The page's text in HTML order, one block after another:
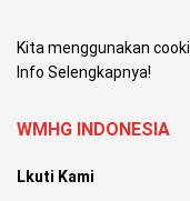
Kita menggunakan
Info Selengkapnya!
WMHG INDONESIA
Lkuti Kami